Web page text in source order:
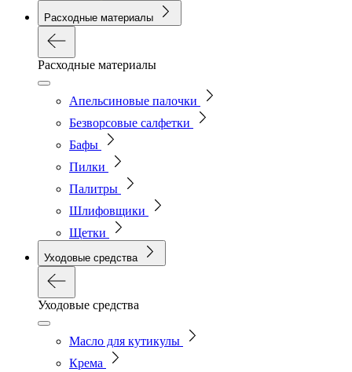
Расходные материалы
Расходные материалы
Апельсиновые палочки
Безворсовые салфетки
Бафы
Пилки
Палитры
Шлифовщики
Щетки
Уходовые средства
Уходовые средства
Масло для кутикулы
Крема